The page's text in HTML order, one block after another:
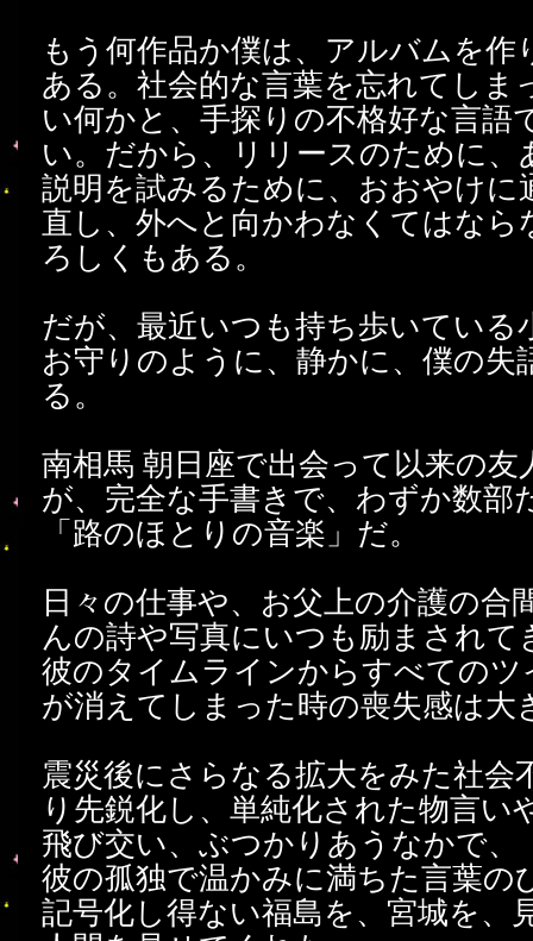
もう何作品か僕は、アルバムを作
ある。社会的な言葉を忘れてしま
い何かと、手探りの不格好な言語
い。だから、リリースのために、
説明を試みるために、おおやけに
直し、外へと向かわなくてはなら
ろしくもある。
だが、最近いつも持ち歩いている
お守りのように、静かに、僕の失
る。
南相馬 朝日座で出会って以来の友
が、完全な手書きで、わずか数部
「路のほとりの音楽」だ。
日々の仕事や、お父上の介護の合
んの詩や写真にいつも励まされて
彼のタイムラインからすべてのツ
が消えてしまった時の喪失感は大
震災後にさらなる拡大をみた社会
り先鋭化し、単純化された物言い
飛び交い、ぶつかりあうなかで、
彼の孤独で温かみに満ちた言葉の
記号化し得ない福島を、宮城を、